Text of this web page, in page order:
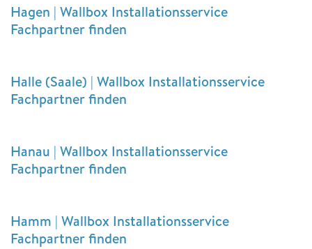
Hagen | Wallbox Installationsservice
Fachpartner finden
Halle (Saale) | Wallbox Installationsservice
Fachpartner finden
Hanau | Wallbox Installationsservice
Fachpartner finden
Hamm | Wallbox Installationsservice
Fachpartner finden